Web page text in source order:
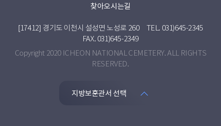
찾아오시는길
[17412] 경기도 이천시 설성면 노성로 260
TEL. 031)645-2345
FAX. 031)645-2349
Copyright 2020 ICHEON NATIONAL CEMETERY. ALL RIGHTS
RESERVED.
지방보훈관서 선택